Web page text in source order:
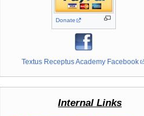
Donate
Textus Receptus Academy Facebook
Internal Links